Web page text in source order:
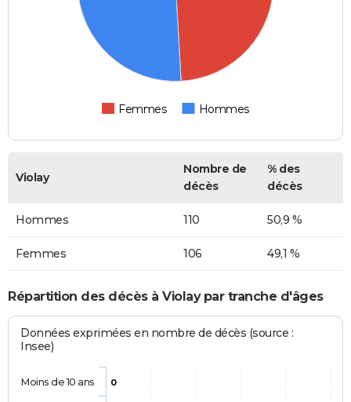
Femmes Hommes
Violay
Nombre de
décès
% des
décès
Hommes 110 50,9 %
Femmes 106 49,1 %
Répartition des décès à Violay par tranche d'âges
Données exprimées en nombre de décès (source :
Insee)
0
Moins de 10 ans